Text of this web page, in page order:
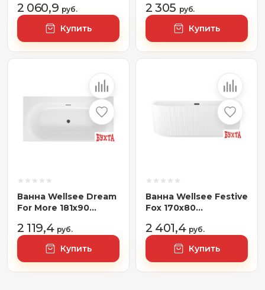
(отдельностоящая
ванна белый глянец,
экран, ножки, сифон-
автомат золото)
2 060,9 руб.
Купить
(левая) белый
глянец, экран, ножки,
сифон-автомат хром)
2 305 руб.
Купить
Ванна Wellsee Dream
For More 181x90
(встраиваемая ванна
белый глянец,
сифон-автомат
матовый черный)
2 119,4 руб.
Купить
Ванна Wellsee Festive
Fox 170x80
(пристенная ванна
белый глянец, экран,
ножки, сифон-
автомат матовый
черный)
2 401,4 руб.
Купить